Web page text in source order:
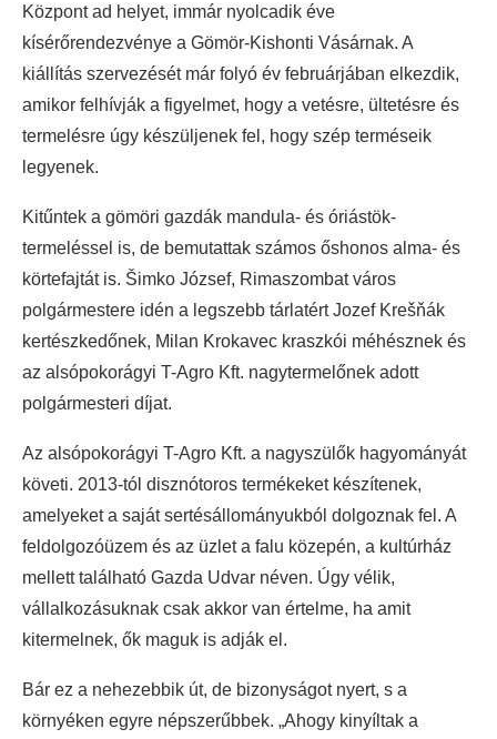
Központ ad helyet, immár nyolcadik éve
kísérőrendezvénye a Gömör-Kishonti Vásárnak. A
kiállítás szervezését már folyó év februárjában elkezdik,
amikor felhívják a figyelmet, hogy a vetésre, ültetésre és
termelésre úgy készüljenek fel, hogy szép terméseik
legyenek.
Kitűntek a gömöri gazdák mandula- és óriástök-
termeléssel is, de bemutattak számos őshonos alma- és
körtefajtát is. Šimko József, Rimaszombat város
polgármestere idén a legszebb tárlatért Jozef Krešňák
kertészkedőnek, Milan Krokavec kraszkói méhésznek és
az alsópokorágyi T-Agro Kft. nagytermelőnek adott
polgármesteri díjat.
Az alsópokorágyi T-Agro Kft. a nagyszülők hagyományát
követi. 2013-tól disznótoros termékeket készítenek,
amelyeket a saját sertésállományukból dolgoznak fel. A
feldolgozóüzem és az üzlet a falu közepén, a kultúrház
mellett található Gazda Udvar néven. Úgy vélik,
vállalkozásuknak csak akkor van értelme, ha amit
kitermelnek, ők maguk is adják el.
Bár ez a nehezebbik út, de bizonyságot nyert, s a
környéken egyre népszerűbbek. „Ahogy kinyíltak a